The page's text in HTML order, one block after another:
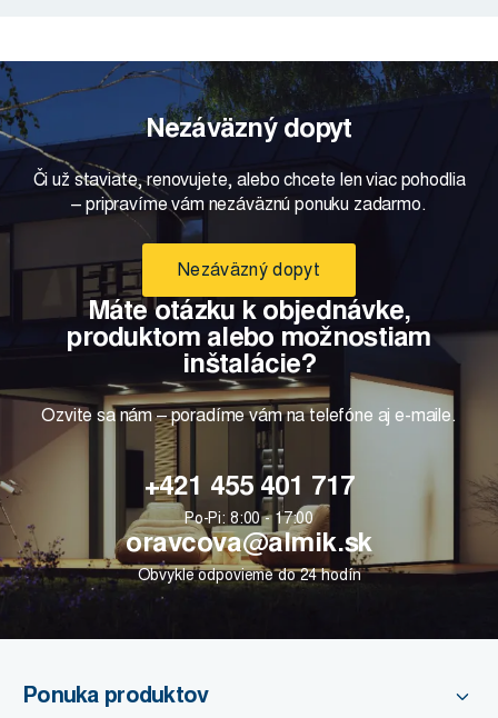
Nezáväzný dopyt
Či už staviate, renovujete, alebo chcete len viac pohodlia
– pripravíme vám nezáväznú ponuku zadarmo.
Nezáväzný dopyt
Máte otázku k objednávke,
produktom alebo možnostiam
inštalácie?
Ozvite sa nám – poradíme vám na telefóne aj e-maile.
+421 455 401 717
Po-Pi: 8:00 - 17:00
oravcova@almik.sk
Obvykle odpovieme do 24 hodín
Ponuka produktov